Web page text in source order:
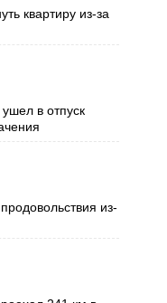
квартиру из-за
в отпуск
из-